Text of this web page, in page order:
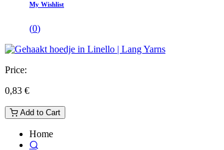
My Wishlist
(0)
Price:
0,83 €
Add to Cart
Home